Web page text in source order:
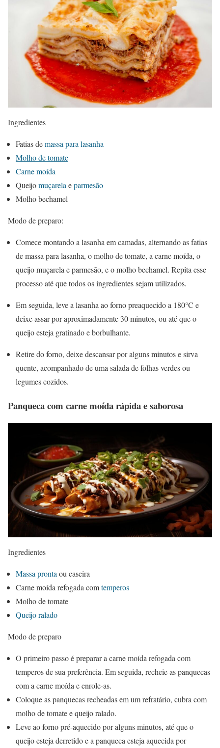
Ingredientes
Fatias demassa para lasanha
Molho de tomate
Carne moída
Queijomuçarelaeparmesão
Molho bechamel
Modo de preparo:
Comece montando a lasanha em camadas, alternando as fatias
de massa para lasanha, o molho de tomate, a carne moída, o
queijo muçarela e parmesão, e o molho bechamel. Repita esse
processo até que todos os ingredientes sejam utilizados.
Em seguida, leve a lasanha ao forno preaquecido a 180°C e
deixe assar por aproximadamente 30 minutos, ou até que o
queijo esteja gratinado e borbulhante.
Retire do forno, deixe descansar por alguns minutos e sirva
quente, acompanhado de uma salada de folhas verdes ou
legumes cozidos.
Panqueca com carne moída rápida e saborosa
Ingredientes
Massa pronta ou caseira
Carne moída refogada comtemperos
Molho de tomate
Queijo ralado
Modo de preparo
O primeiro passo é preparar a carne moída refogada com
temperos de sua preferência. Em seguida, recheie as panquecas
com a carne moída e enrole-as.
Coloque as panquecas recheadas em um refratário, cubra com
molho de tomate e queijo ralado.
Leve ao forno pré-aquecido por alguns minutos, até que o
queijo esteja derretido e a panqueca esteja aquecida por